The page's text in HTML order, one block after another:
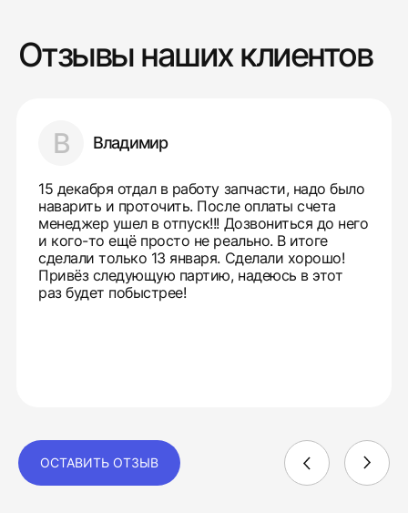
Отзывы наших клиентов
В Владимир
15 декабря отдал в работу запчасти, надо было
наварить и проточить. После оплаты счета
менеджер ушел в отпуск!!! Дозвониться до него
и кого-то ещё просто не реально. В итоге
сделали только 13 января. Сделали хорошо!
Привёз следующую партию, надеюсь в этот
раз будет побыстрее!
ОСТАВИТЬ ОТЗЫВ